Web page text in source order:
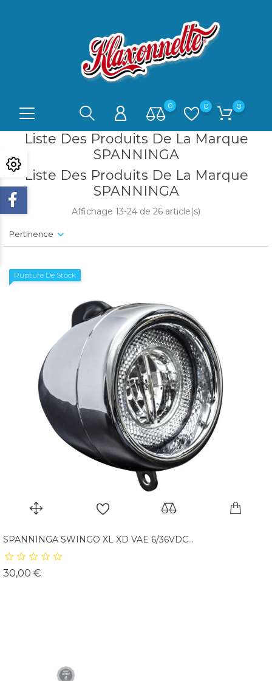
0 0 0
Liste Des Produits De La Marque
SPANNINGA
Liste Des Produits De La Marque
SPANNINGA
Pertinence
Affichage 13-24 de 26 article(s)
Rupture De Stock
SPANNINGA SWINGO XL XD VAE 6/36VDC...
30,00 €Prix